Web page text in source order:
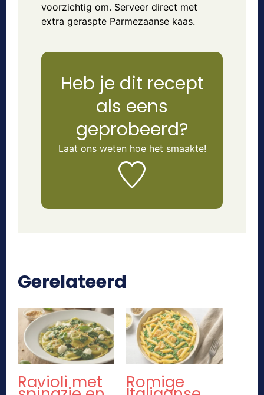
voorzichtig om. Serveer direct met
extra geraspte Parmezaanse kaas.
Heb je dit recept
als eens
geprobeerd?
Laat ons weten hoe het smaakte!
Gerelateerd
Ravioli met Romige